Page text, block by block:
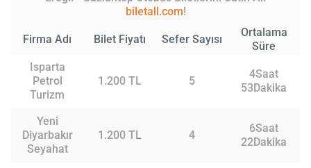
biletall.com!
Firma Adı Bilet Fiyatı Sefer Sayısı
Ortalama
Süre
Isparta
Petrol
Turizm
1.200 TL 5
4Saat
53Dakika
Yeni
Diyarbakır
Seyahat
1.200 TL 4
6Saat
22Dakika